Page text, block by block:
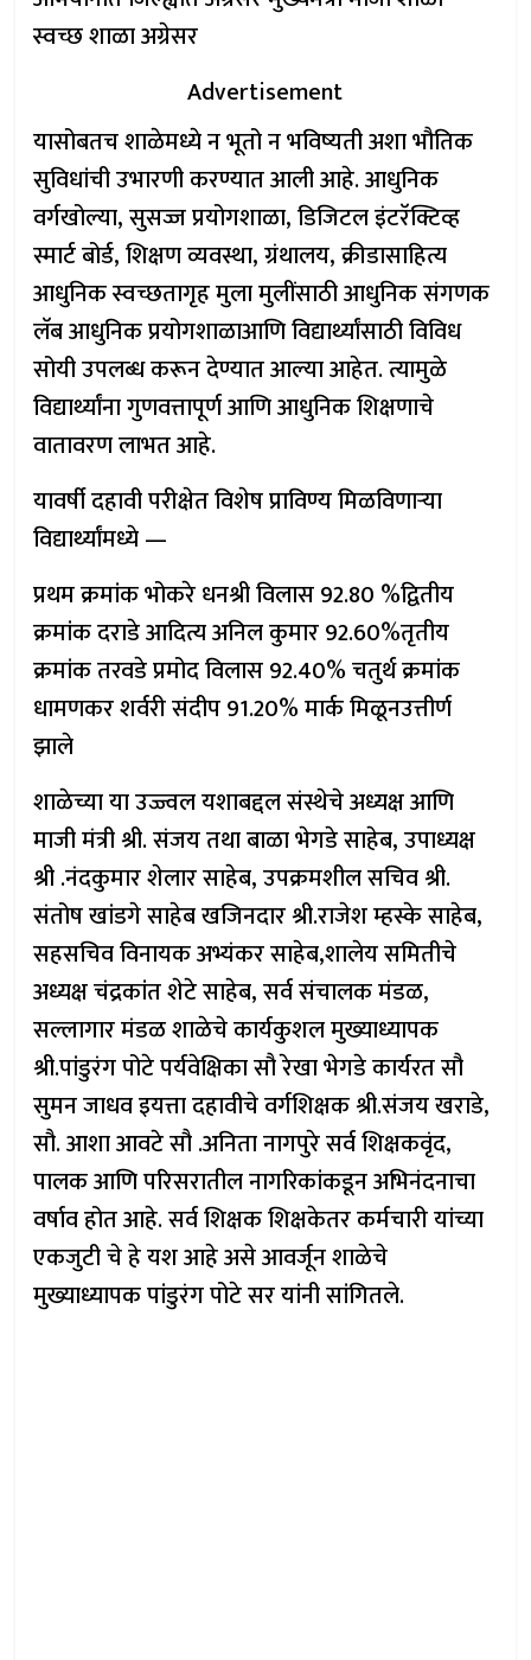
स्वच्छ शाळा अग्रेसर
Advertisement
यासोबतच शाळेमध्ये न भूतो न भविष्यती अशा भौतिक
सुविधांची उभारणी करण्यात आली आहे. आधुनिक
वर्गखोल्या, सुसज्ज प्रयोगशाळा, डिजिटल इंटरॅक्टिव्ह
स्मार्ट बोर्ड, शिक्षण व्यवस्था, ग्रंथालय, क्रीडासाहित्य
आधुनिक स्वच्छतागृह मुला मुलींसाठी आधुनिक संगणक
लॅब आधुनिक प्रयोगशाळाआणि विद्यार्थ्यांसाठी विविध
सोयी उपलब्ध करून देण्यात आल्या आहेत. त्यामुळे
विद्यार्थ्यांना गुणवत्तापूर्ण आणि आधुनिक शिक्षणाचे
वातावरण लाभत आहे.
यावर्षी दहावी परीक्षेत विशेष प्राविण्य मिळविणाऱ्या
विद्यार्थ्यांमध्ये —
प्रथम क्रमांक भोकरे धनश्री विलास 92.80 %द्वितीय
क्रमांक दराडे आदित्य अनिल कुमार 92.60%तृतीय
क्रमांक तरवडे प्रमोद विलास 92.40% चतुर्थ क्रमांक
धामणकर शर्वरी संदीप 91.20% मार्क मिळूनउत्तीर्ण
झाले
शाळेच्या या उज्ज्वल यशाबद्दल संस्थेचे अध्यक्ष आणि
माजी मंत्री श्री. संजय तथा बाळा भेगडे साहेब, उपाध्यक्ष
श्री .नंदकुमार शेलार साहेब, उपक्रमशील सचिव श्री.
संतोष खांडगे साहेब खजिनदार श्री.राजेश म्हस्के साहेब,
सहसचिव विनायक अभ्यंकर साहेब,शालेय समितीचे
अध्यक्ष चंद्रकांत शेटे साहेब, सर्व संचालक मंडळ,
सल्लागार मंडळ शाळेचे कार्यकुशल मुख्याध्यापक
श्री.पांडुरंग पोटे पर्यवेक्षिका सौ रेखा भेगडे कार्यरत सौ
सुमन जाधव इयत्ता दहावीचे वर्गशिक्षक श्री.संजय खराडे,
सौ. आशा आवटे सौ .अनिता नागपुरे सर्व शिक्षकवृंद,
पालक आणि परिसरातील नागरिकांकडून अभिनंदनाचा
वर्षाव होत आहे. सर्व शिक्षक शिक्षकेतर कर्मचारी यांच्या
एकजुटी चे हे यश आहे असे आवर्जून शाळेचे
मुख्याध्यापक पांडुरंग पोटे सर यांनी सांगितले.